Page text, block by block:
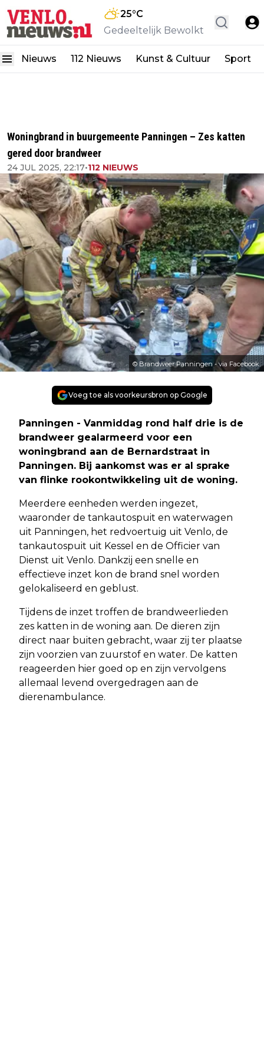
25°C
Gedeeltelijk Bewolkt
Nieuws 112 Nieuws Kunst & Cultuur Sport
Woningbrand in buurgemeente Panningen – Zes katten
gered door brandweer
24 JUL 2025, 22:17•112 NIEUWS
© Brandweer Panningen - via Facebook.
Voeg toe als voorkeursbron op Google
Panningen - Vanmiddag rond half drie is de
brandweer gealarmeerd voor een
woningbrand aan de Bernardstraat in
Panningen. Bij aankomst was er al sprake
van flinke rookontwikkeling uit de woning.
Meerdere eenheden werden ingezet,
waaronder de tankautospuit en waterwagen
uit Panningen, het redvoertuig uit Venlo, de
tankautospuit uit Kessel en de Officier van
Dienst uit Venlo. Dankzij een snelle en
effectieve inzet kon de brand snel worden
gelokaliseerd en geblust.
Tijdens de inzet troffen de brandweerlieden
zes katten in de woning aan. De dieren zijn
direct naar buiten gebracht, waar zij ter plaatse
zijn voorzien van zuurstof en water. De katten
reageerden hier goed op en zijn vervolgens
allemaal levend overgedragen aan de
dierenambulance.